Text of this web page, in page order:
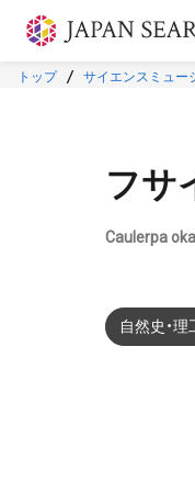
本文に飛ぶ
トップ サイエンスミュー
フサ
Caulerpa
自然史・理